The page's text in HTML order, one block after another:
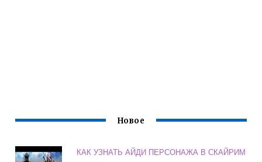
Новое
КАК УЗНАТЬ АЙДИ ПЕРСОНАЖА В СКАЙРИМ